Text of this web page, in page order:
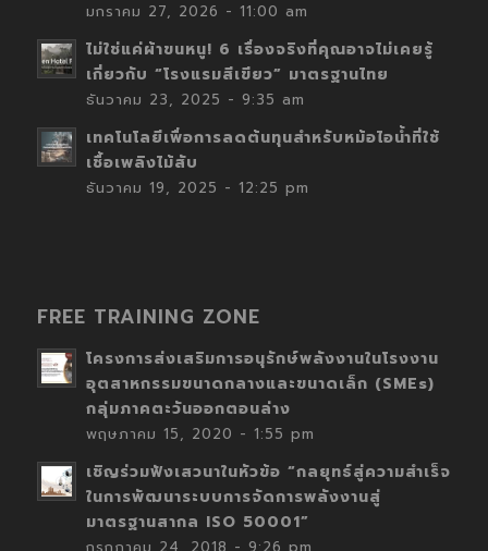
มกราคม 27, 2026 - 11:00 am
ไม่ใช่แค่ผ้าขนหนู! 6 เรื่องจริงที่คุณอาจไม่เคยรู้
เกี่ยวกับ “โรงแรมสีเขียว” มาตรฐานไทย
ธันวาคม 23, 2025 - 9:35 am
เทคโนโลยีเพื่อการลดต้นทุนสำหรับหม้อไอน้ำที่ใช้
เชื้อเพลิงไม้สับ
ธันวาคม 19, 2025 - 12:25 pm
FREE TRAINING ZONE
โครงการส่งเสริมการอนุรักษ์พลังงานในโรงงาน
อุตสาหกรรมขนาดกลางและขนาดเล็ก (SMEs)
กลุ่มภาคตะวันออกตอนล่าง
พฤษภาคม 15, 2020 - 1:55 pm
เชิญร่วมฟังเสวนาในหัวข้อ “กลยุทธ์สู่ความสำเร็จ
ในการพัฒนาระบบการจัดการพลังงานสู่
มาตรฐานสากล ISO 50001”